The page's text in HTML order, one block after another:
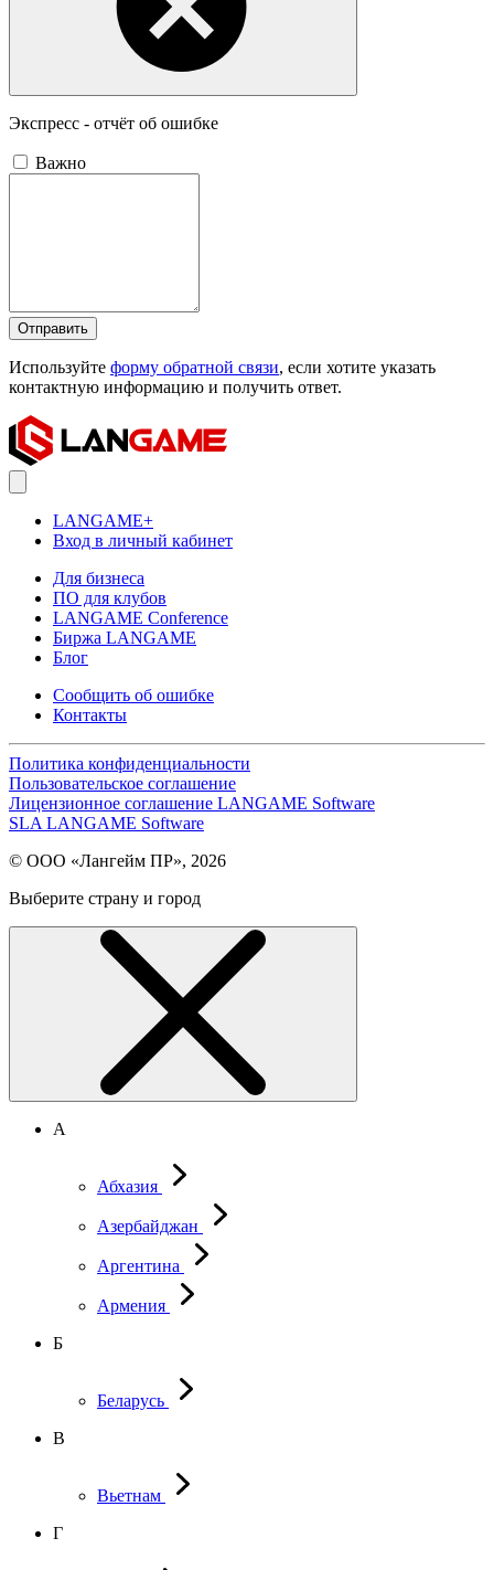
Экспресс - отчёт об ошибке
Важно
Отправить
Используйте форму обратной связи, если хотите указать
контактную информацию и получить ответ.
LANGAME+
Вход в личный кабинет
Для бизнеса
ПО для клубов
LANGAME Conference
Биржа LANGAME
Блог
Сообщить об ошибке
Контакты
Политика конфиденциальности
Пользовательское соглашение
Лицензионное соглашение LANGAME Software
SLA LANGAME Software
© ООО «Лангейм ПР», 2026
Выберите страну и город
А
Абхазия
Азербайджан
Аргентина
Армения
Б
Беларусь
В
Вьетнам
Г